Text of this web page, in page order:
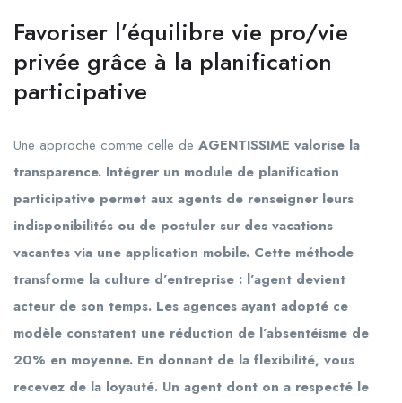
Favoriser l’équilibre vie pro/vie
privée grâce à la planification
participative
Une approche comme celle de AGENTISSIME valorise la
transparence. Intégrer un module de planification
participative permet aux agents de renseigner leurs
indisponibilités ou de postuler sur des vacations
vacantes via une application mobile. Cette méthode
transforme la culture d’entreprise : l’agent devient
acteur de son temps. Les agences ayant adopté ce
modèle constatent une réduction de l’absentéisme de
20% en moyenne. En donnant de la flexibilité, vous
recevez de la loyauté. Un agent dont on a respecté le